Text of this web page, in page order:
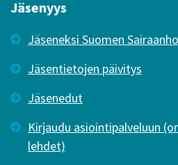
Jäsenyys
Jäseneksi Suomen
Jäsentietojen päivitys
Jäsenedut
Kirjaudu asiointipalveluun
lehdet)